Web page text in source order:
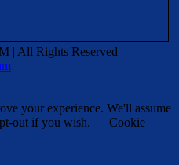
| All Rights Reserved |
your experience. We'll assume
out if you wish.
Cookie